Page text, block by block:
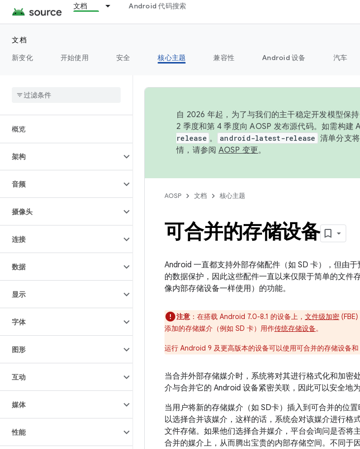
文档 Android 代码搜索
文档
新变化
开始使用 安全 核心主题 兼容性 Android 设备 汽车
概览
架构
音频
摄像头
连接
数据
显示
字体
图形
互动
媒体
性能
自 2026 年起，为了与我们的主干稳定开发模型保
2 季度和第 4 季度向 AOSP 发布源代码。如需构建
release 。 android-latest-release 清单分支
情，请参阅 AOSP 变更。
AOSP 文档 核心主题
可合并的存储设备
Android 一直都支持外部存储配件（如 SD 卡），但由
的数据保护，因此这些配件一直以来仅限于简单的文件
像内部存储设备一样使用）的功能。
注意 ：在搭载 Android 7.0-8.1 的设备上， 文件级加密
添加的存储媒介（例如 SD 卡）用作传统存储设备。
运行 Android 9 及更高版本的设备可以使用可合并的存储设备和
当合并外部存储媒介时，系统将对其进行格式化和加密
介与合并它的 Android 设备紧密关联，因此可以安全地
当用户将新的存储媒介（如 SD卡）插入到可合并的位
以选择合并该媒介，这样的话，系统会对该媒介进行格
文件存储。如果他们选择合并媒介，平台会询问是否将
合并的媒介上，从而腾出宝贵的内部存储空间。不同于